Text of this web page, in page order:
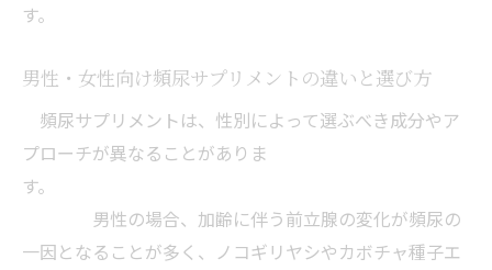
す。
男性・女性向け頻尿サプリメントの違いと選び方
頻尿サプリメントは、性別によって選ぶべき成分やア
プローチが異なることがありま
す。
男性の場合、加齢に伴う前立腺の変化が頻尿の
一因となることが多く、ノコギリヤシやカボチャ種子エ